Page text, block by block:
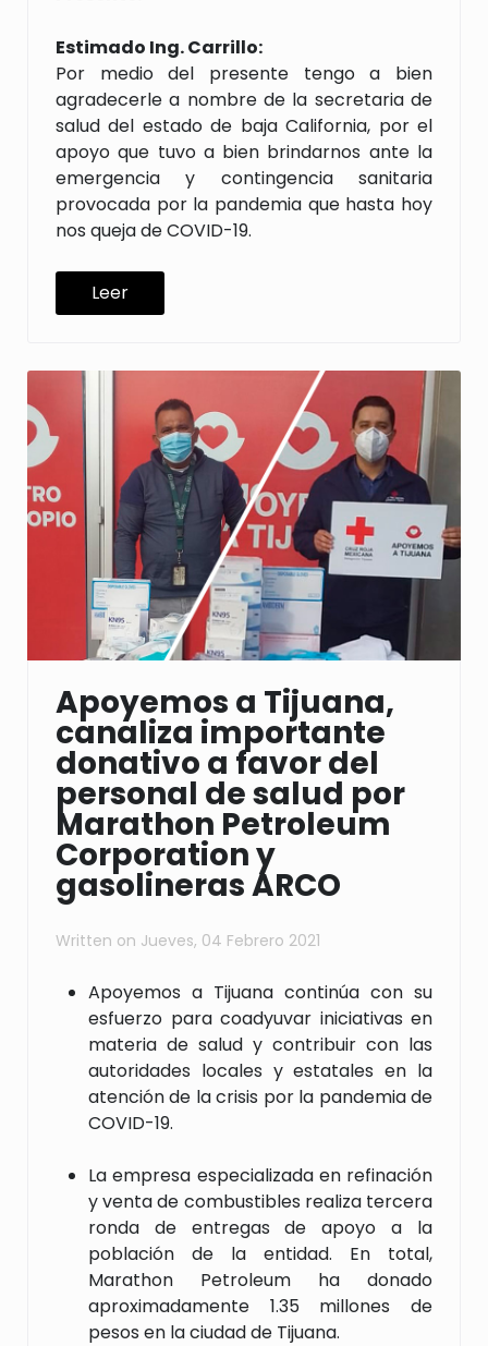
Estimado Ing. Carrillo:
Por medio del presente tengo a bien
agradecerle a nombre de la secretaria de
salud del estado de baja California, por el
apoyo que tuvo a bien brindarnos ante la
emergencia y contingencia sanitaria
provocada por la pandemia que hasta hoy
nos queja de COVID-19.
Leer
Apoyemos a Tijuana,
canaliza importante
donativo a favor del
personal de salud por
Marathon Petroleum
Corporation y
gasolineras ARCO
Written on Jueves, 04 Febrero 2021
Apoyemos a Tijuana continúa con su
esfuerzo para coadyuvar iniciativas en
materia de salud y contribuir con las
autoridades locales y estatales en la
atención de la crisis por la pandemia de
COVID-19.
La empresa especializada en refinación
y venta de combustibles realiza tercera
ronda de entregas de apoyo a la
población de la entidad. En total,
Marathon Petroleum ha donado
aproximadamente 1.35 millones de
pesos en la ciudad de Tijuana.